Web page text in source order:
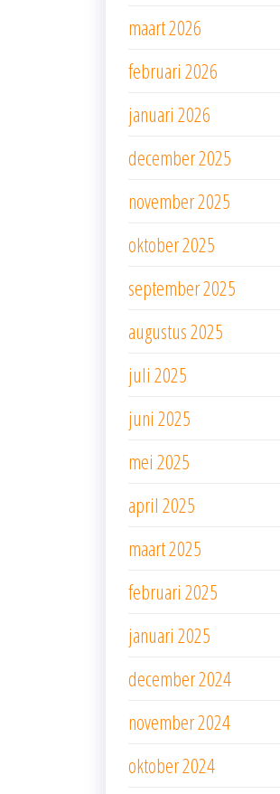
maart 2026
februari 2026
januari 2026
december 2025
november 2025
oktober 2025
september 2025
augustus 2025
juli 2025
juni 2025
mei 2025
april 2025
maart 2025
februari 2025
januari 2025
december 2024
november 2024
oktober 2024